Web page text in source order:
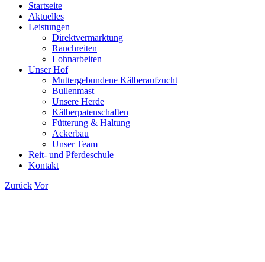
Startseite
Aktuelles
Leistungen
Direktvermarktung
Ranchreiten
Lohnarbeiten
Unser Hof
Muttergebundene Kälberaufzucht
Bullenmast
Unsere Herde
Kälberpatenschaften
Fütterung & Haltung
Ackerbau
Unser Team
Reit- und Pferdeschule
Kontakt
Zurück Vor